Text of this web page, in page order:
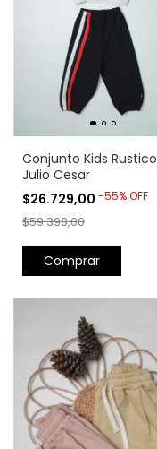
Conjunto Kids Rustico
Julio Cesar
$26.729,00 -55%OFF
$59.398,00
Comprar